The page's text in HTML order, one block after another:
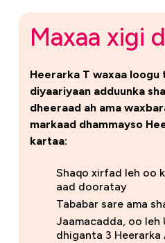
Maxaa xigi
Heerarka T waxaa loogu
diyaariyaan adduunka
dheeraad ah ama
markaad dhammayso
kartaa:
Shaqo xirfad leh oo
aad dooratay
Tababar sare ama
Jaamacadda, oo leh
dhiganta 3 Heerarka